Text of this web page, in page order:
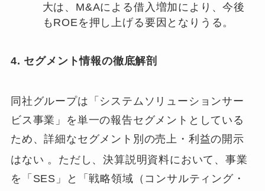
大は、M&Aによる借入増加により、今後
もROEを押し上げる要因となりうる。
4. セグメント情報の徹底解剖
同社グループは「システムソリューションサー
ビス事業」を単一の報告セグメントとしている
ため、詳細なセグメント別の売上・利益の開示
はない 。ただし、決算説明資料において、事業
を「SES」と「戦略領域（コンサルティング・